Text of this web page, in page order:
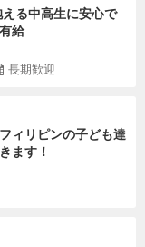
る中高生に安心で
給
長期歓迎
ィリピンの子ども達
ます！